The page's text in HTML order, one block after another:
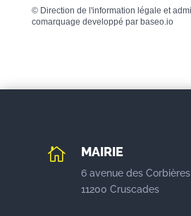
© Direction de l'information légale et
comarquage developpé par baseo.io
 MAIRIE
6 avenue des Corbières
11200 Cruscades